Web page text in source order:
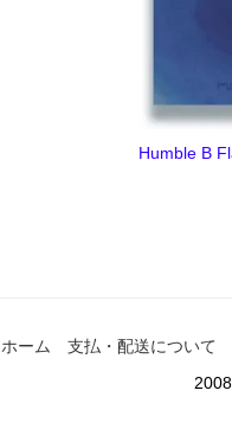
Humble B
ホーム 支払・配送について